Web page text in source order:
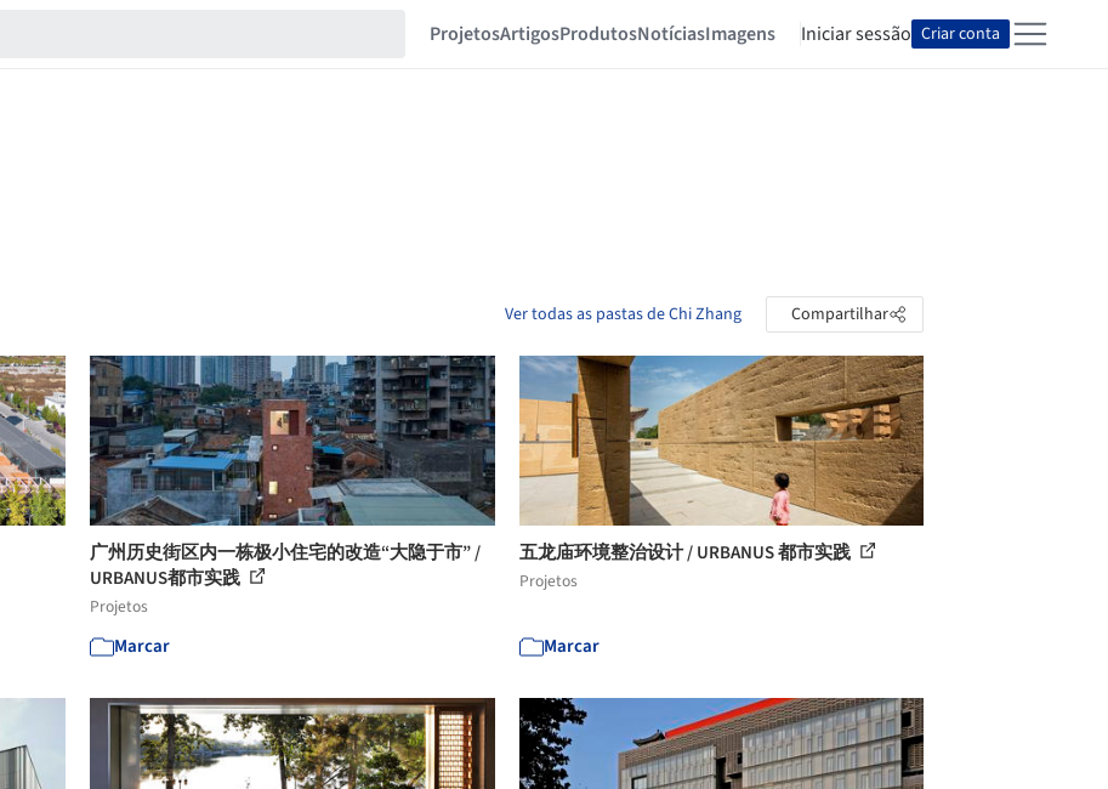
ProjetosArtigosProdutosNotíciasImagens Iniciar sessão Criar conta
Ver todas as pastas de Chi Zhang Compartilhar
广州历史街区内一栋极小住宅的改造“大隐于市” /
URBANUS都市实践
Projetos
Marcar
五龙庙环境整治设计 / URBANUS 都市实践
Projetos
Marcar